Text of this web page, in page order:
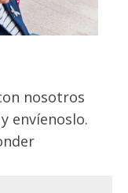
nosotros
envíenoslo.